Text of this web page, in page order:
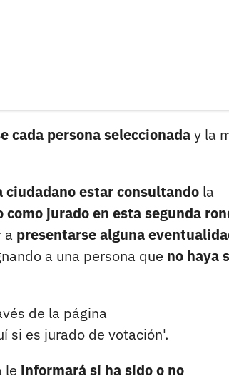
cada persona seleccionaday la
ciudadano estar consultando la
como jurado en esta segunda
a presentarse alguna
a una persona que no haya
de la página
si es jurado de votación'.
le informará si ha sido o no